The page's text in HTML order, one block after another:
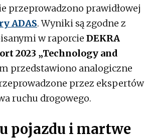
przeprowadzono prawidłowej
ADAS. Wyniki są zgodne z
w raporcie DEKRA
2023 „Technology and
przedstawiono analogiczne
przez ekspertów
ruchu drogowego.
pojazdu i martwe